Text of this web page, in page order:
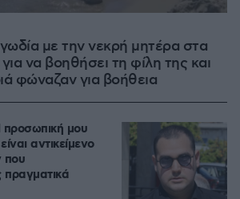
με την νεκρή μητέρα στα
να βοηθήσει τη φίλη της και
φώναζαν για βοήθεια
προσωπική μου
αντικείμενο
που
πραγματικά